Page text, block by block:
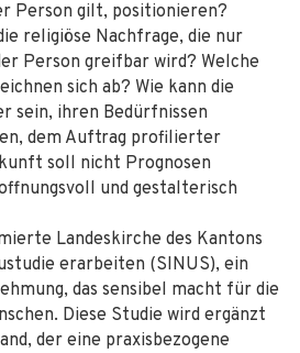
Person gilt, positionieren?
religiöse Nachfrage, die nur
Person greifbar wird? Welche
sich ab? Wie kann die
sein, ihren Bedürfnissen
dem Auftrag profilierter
soll nicht Prognosen
und gestalterisch
Landeskirche des Kantons
erarbeiten (SINUS), ein
das sensibel macht für die
Diese Studie wird ergänzt
der eine praxisbezogene